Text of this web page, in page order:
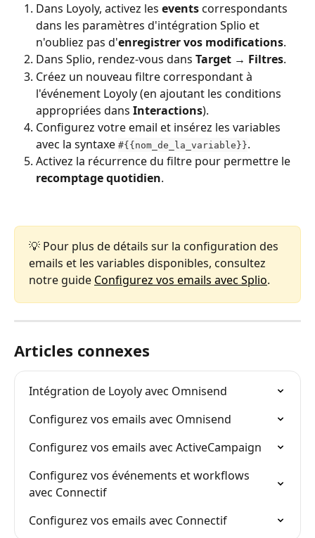
Dans Loyoly, activez les events correspondants
dans les paramètres d'intégration Splio et
n'oubliez pas d'enregistrer vos modifications.
Dans Splio, rendez-vous dans Target → Filtres.
Créez un nouveau filtre correspondant à
l'événement Loyoly (en ajoutant les conditions
appropriées dans Interactions).
Configurez votre email et insérez les variables
avec la syntaxe #{{nom_de_la_variable}}.
Activez la récurrence du filtre pour permettre le
recomptage quotidien.
💡 Pour plus de détails sur la configuration des
emails et les variables disponibles, consultez
notre guide Configurez vos emails avec Splio.
Articles connexes
Intégration de Loyoly avec Omnisend
Configurez vos emails avec Omnisend
Configurez vos emails avec ActiveCampaign
Configurez vos événements et workflows
avec Connectif
Configurez vos emails avec Connectif